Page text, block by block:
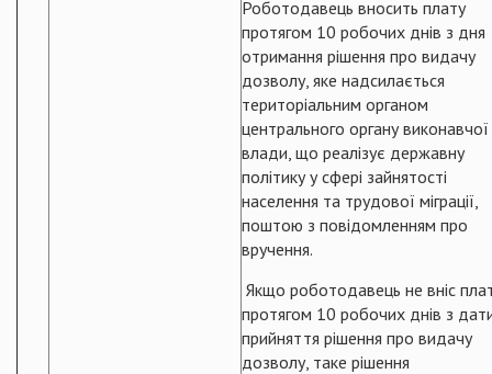
Роботодавець вносить плату
протягом 10 робочих днів з дня
отримання рішення про видачу
дозволу, яке надсилається
територіальним органом
центрального органу виконавчої
влади, що реалізує державну
політику у сфері зайнятості
населення та трудової міграції,
поштою з повідомленням про
вручення.
Якщо роботодавець не вніс
протягом 10 робочих днів з
прийняття рішення про видачу
дозволу, таке рішення